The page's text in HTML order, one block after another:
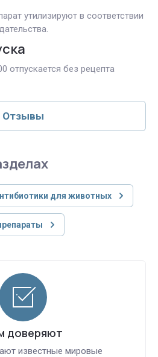
утилизируют в соответствии
отпускается без рецепта
Отзывы
для животных
доверяют
известные мировые